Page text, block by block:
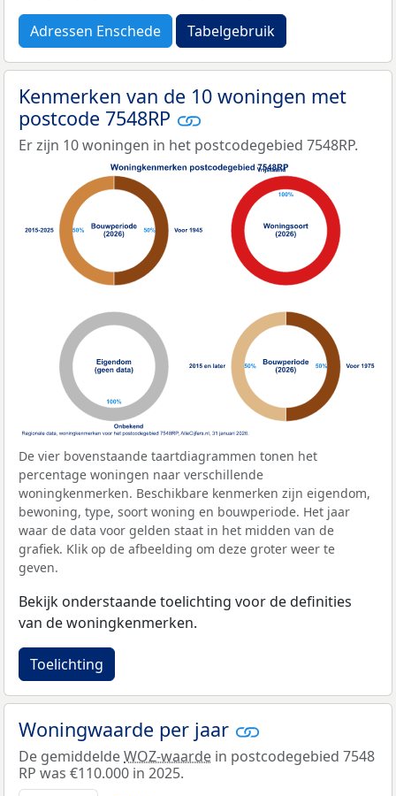
Adressen Enschede Tabelgebruik
Kenmerken van de 10 woningen met
postcode 7548RP
Er zijn 10 woningen in het postcodegebied 7548RP.
De vier bovenstaande taartdiagrammen tonen het
percentage woningen naar verschillende
woningkenmerken. Beschikbare kenmerken zijn eigendom,
bewoning, type, soort woning en bouwperiode. Het jaar
waar de data voor gelden staat in het midden van de
grafiek. Klik op de afbeelding om deze groter weer te
geven.
Bekijk onderstaande toelichting voor de definities
van de woningkenmerken.
Toelichting
Woningwaarde per jaar
De gemiddeldeWOZ-waarde in postcodegebied 7548
RP was €110.000 in 2025.